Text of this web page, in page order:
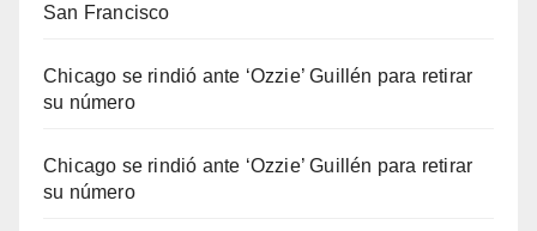
San Francisco
Chicago se rindió ante ‘Ozzie’ Guillén para retirar
su número
Chicago se rindió ante ‘Ozzie’ Guillén para retirar
su número